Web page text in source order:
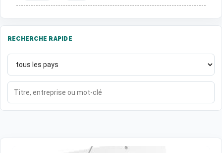
RECHERCHE RAPIDE